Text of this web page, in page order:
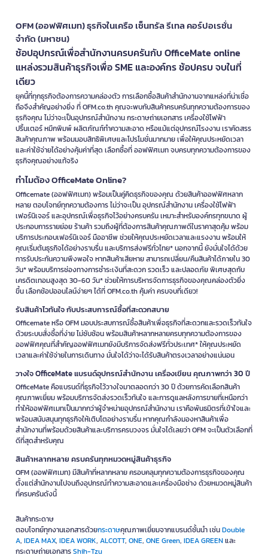
OFM (ออฟฟิศเมท) ธุรกิจในเครือ เซ็นทรัล รีเทล คอร์ปอเรชั่น
จำกัด (มหาชน)
ช้อปอุปกรณ์เพื่อสำนักงานครบครันกับ OfficeMate online
แหล่งรวมสินค้าธุรกิจเพื่อ SME และองค์กร ช้อปครบ จบในที่
เดียว
ยุคนี้ที่ทุกธุรกิจต้องการความคล่องตัว การเลือกซื้อสินค้าสำนักงานจากแหล่งที่น่าเชื่อ
ถือจึงสำคัญอย่างยิ่ง ที่ OFM.co.th คุณจะพบกับสินค้าครบครันทุกความต้องการของ
ธุรกิจคุณ ไม่ว่าจะเป็นอุปกรณ์สำนักงาน กระดาษถ่ายเอกสาร เครื่องใช้ไฟฟ้า
ปริ้นเตอร์ หมึกพิมพ์ ผลิตภัณฑ์ทำความสะอาด หรือแม้แต่อุปกรณ์โรงงาน เราคัดสรร
สินค้าคุณภาพ พร้อมมอบสิทธิพิเศษและโปรโมชั่นมากมาย เพื่อให้คุณประหยัดเวลา
และค่าใช้จ่ายได้อย่างคุ้มค่าที่สุด เลือกซื้อที่ ออฟฟิศเมท จบครบทุกความต้องการของ
ธุรกิจคุณอย่างแท้จริง
ทำไมต้อง OfficeMate Online?
Officemate (ออฟฟิศเมท) พร้อมเป็นคู่คิดธุรกิจของคุณ ด้วยสินค้าออฟฟิศหลาก
หลาย ตอบโจทย์ทุกความต้องการ ไม่ว่าจะเป็น อุปกรณ์สำนักงาน เครื่องใช้ไฟฟ้า
เฟอร์นิเจอร์ และอุปกรณ์เพื่อธุรกิจไว้อย่างครบครัน เหมาะสำหรับองค์กรทุกขนาด ผู้
ประกอบการรายย่อย ร้านค้า รวมถึงผู้ที่ต้องการสินค้าคุณภาพดีในราคาสุดคุ้ม พร้อม
บริการประกอบเฟอร์นิเจอร์ มืออาชีพ ช่วยให้คุณประหยัดเวลาและแรงงาน พร้อมให้
คุณเริ่มต้นธุรกิจได้อย่างราบรื่น และบริการส่งฟรีทั่วไทย* นอกจากนี้ ยังมั่นใจได้ด้วย
การรับประกันความพึงพอใจ หากสินค้าเสียหาย สามารถเปลี่ยน/คืนสินค้าได้ภายใน 30
วัน* พร้อมบริการช่องทางการชำระเงินที่สะดวก รวดเร็ว และปลอดภัย พิเศษสุดกับ
เครดิตเทอมสูงสุด 30-60 วัน* ช่วยให้การบริหารจัดการธุรกิจของคุณคล่องตัวยิ่ง
ขึ้น เลือกช้อปออนไลน์ง่ายๆ ได้ที่ OFM.co.th คุ้มค่า ครบจบที่เดียว!
รับสินค้าไวทันใจ กับประสบการณ์ซื้อที่สะดวกสบาย
Officemate หรือ OFM มอบประสบการณ์ซื้อสินค้าเพื่อธุรกิจที่สะดวกและรวดเร็วทันใจ
ด้วยระบบสั่งซื้อที่ง่าย ไม่ซับซ้อน พร้อมสินค้าหลากหลายครบทุกความต้องการของ
ออฟฟิศคุณที่สำคัญออฟฟิศเมทยังมีบริการจัดส่งฟรีทั่วประเทศ* ให้คุณประหยัด
เวลาและค่าใช้จ่ายในการเดินทาง มั่นใจได้ว่าจะได้รับสินค้าตรงเวลาอย่างแน่นอน
วางใจ OfficeMate แบรนด์อุปกรณ์สำนักงาน เครื่องเขียน คุณภาพกว่า 30 ปี
OfficeMate คือแบรนด์ที่ธุรกิจไว้วางใจมาตลอดกว่า 30 ปี ด้วยการคัดเลือกสินค้า
คุณภาพเยี่ยม พร้อมบริการจัดส่งรวดเร็วทันใจ และการดูแลหลังการขายที่เหนือกว่า
ทำให้ออฟฟิศเมทเป็นมากกว่าผู้จำหน่ายอุปกรณ์สำนักงาน เราคือพันธมิตรที่เข้าใจและ
พร้อมสนับสนุนทุกธุรกิจให้เติบโตอย่างราบรื่น หากคุณกำลังมองหาสินค้าเพื่อ
สำนักงานที่พร้อมด้วยสินค้าและบริการครบวงจร มั่นใจได้เลยว่า OFM จะเป็นตัวเลือกที่
ดีที่สุดสำหรับคุณ
สินค้าหลากหลาย ครบครันทุกหมวดหมู่สินค้าธุรกิจ
OFM (ออฟฟิศเมท) มีสินค้าที่หลากหลาย ครอบคลุมทุกความต้องการธุรกิจของคุณ
ตั้งแต่สำนักงานไปจนถึงอุปกรณ์ทำความสะอาดและเครื่องมือช่าง ด้วยหมวดหมู่สินค้า
ที่ครบครันดังนี้
สินค้ากระดาษ
ตอบโจทย์ทุกงานเอกสารด้วยกระดาษคุณภาพเยี่ยมจากแบรนด์ชั้นนำ เช่นDouble
A, IDEA MAX, IDEA WORK, ALCOTT, ONE, ONE Green, IDEA GREENและ
กระดาษถ่ายเอกสารShih-Tzu